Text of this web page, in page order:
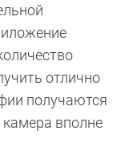
отлично
получаются
вполне